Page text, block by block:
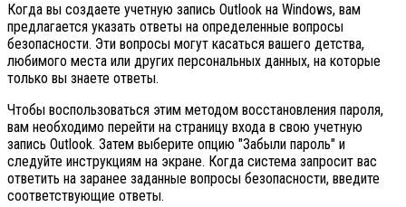
Когда вы создаете учетную запись Outlook на Windows, вам
предлагается указать ответы на определенные вопросы
безопасности. Эти вопросы могут касаться вашего детства,
любимого места или других персональных данных, на которые
только вы знаете ответы.
Чтобы воспользоваться этим методом восстановления пароля,
вам необходимо перейти на страницу входа в свою учетную
запись Outlook. Затем выберите опцию "Забыли пароль" и
следуйте инструкциям на экране. Когда система запросит вас
ответить на заранее заданные вопросы безопасности, введите
соответствующие ответы.